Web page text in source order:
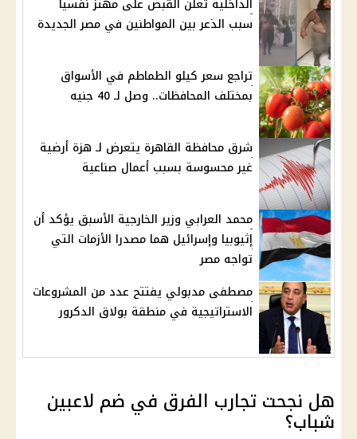
سبب الذعر بين المواطنين في مصر الجديدة
تراجع سعر كيلو الطماطم في الأسواق
بمختلف المحافظات.. وصل لـ 40 جنيه
شرق محافظة القاهرة يتعرض لـ هزة أرضية
غير محسوسة بسبب أعمال صناعية
محمد العرابي وزير الخارجية الأسبق يؤكد أن
إثيوبيا وإسرائيل هما مصدرا الأزمات التي
تواجه مصر
مصطفى مدبولي يفتتح عدد من المشروعات
الاستراتيجية في منطقة بولاق الدكرور
هل نجحت تجارب الفرق في ضم لاعبين
شباب؟